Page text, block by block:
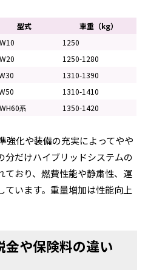
型式
車重（kg）
1250
1250-1280
1310-1390
1310-1410
系 1350-1420
強化や装備の充実によってやや
分だけハイブリッドシステムの
ており、燃費性能や静粛性、運
ています。重量増加は性能向上
や保険料の違い